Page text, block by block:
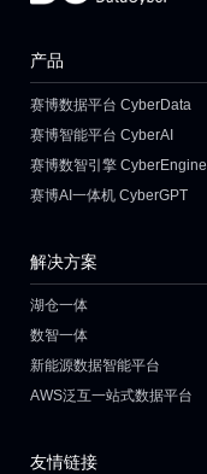
产品
赛博数据平台 CyberData
赛博智能平台 CyberAI
赛博数智引擎 CyberEngine
赛博AI一体机 CyberGPT
解决方案
湖仓一体
数智一体
新能源数据智能平台
AWS泛互一站式数据平台
友情链接